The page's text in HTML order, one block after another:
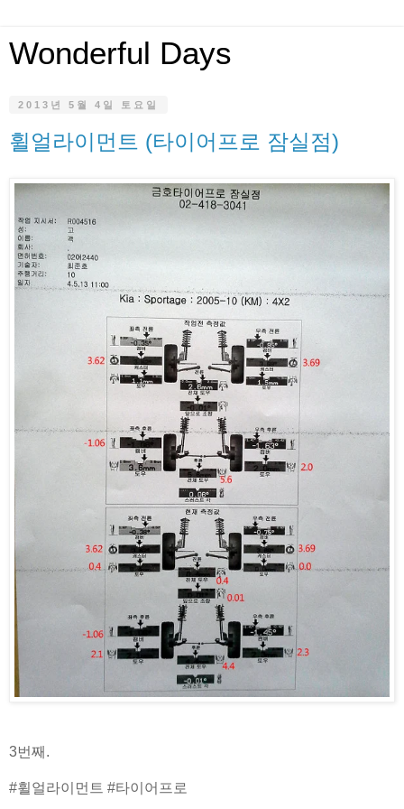
Wonderful Days
2013년 5월 4일 토요일
휠얼라이먼트 (타이어프로 잠실점)
3번째.
#휠얼라이먼트 #타이어프로